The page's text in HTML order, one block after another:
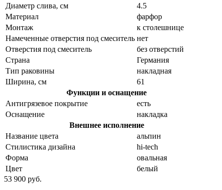
Диаметр слива, см
4.5
Материал
фарфор
Монтаж
к столешнице
Намеченные отверстия под смеситель нет
Отверстия под смеситель
без отверстий
Страна
Германия
Тип раковины
накладная
Ширина, см
61
Функции и оснащение
Антигрязевое покрытие
есть
Оснащение
накладка
Внешнее исполнение
Название цвета
альпин
Стилистика дизайна
hi-tech
Форма
овальная
Цвет
белый
53 900 руб.